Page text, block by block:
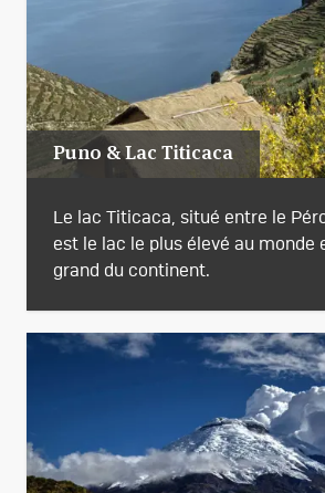
Puno & Lac Titicaca
Le lac Titicaca, situé entre le
est le lac le plus élevé au monde
grand du continent.